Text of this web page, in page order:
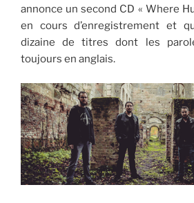
annonce un second CD « Where
en cours d’enregistrement et
dizaine de titres dont les
toujours en anglais.